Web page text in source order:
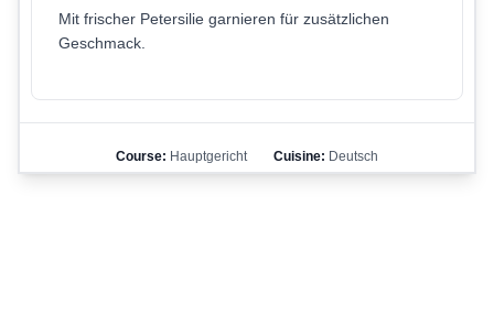
Mit frischer Petersilie garnieren für zusätzlichen
Geschmack.
Course: Hauptgericht Cuisine: Deutsch